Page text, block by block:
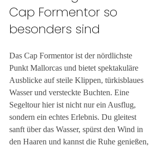
Cap Formentor so
besonders sind
Das Cap Formentor ist der nördlichste
Punkt Mallorcas und bietet spektakuläre
Ausblicke auf steile Klippen, türkisblaues
Wasser und versteckte Buchten. Eine
Segeltour hier ist nicht nur ein Ausflug,
sondern ein echtes Erlebnis. Du gleitest
sanft über das Wasser, spürst den Wind in
den Haaren und kannst die Ruhe genießen,